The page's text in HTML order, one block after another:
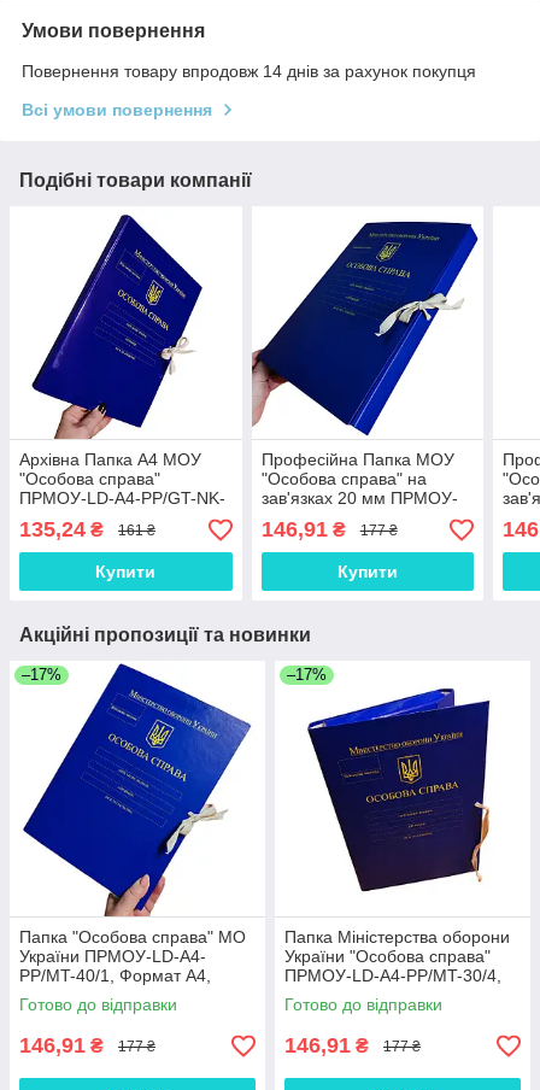
Умови повернення
Повернення товару впродовж 14 днів за рахунок покупця
Всі умови повернення
Подібні товари компанії
Архівна Папка А4 МОУ
"Особова справа"
ПPMOУ-LD-A4-PP/GT-NK-
20/3, зав'язки, корінець 20
мм, Глянсове PP-покриття
135,24 ₴ 161 ₴
Купити
Професійна Папка МОУ
"Особова справа" на
зав'язках 20 мм ПPMOУ-
LD-A4-PP/MT-20/2, ф. А4,
матове PP-покриття,
146,91₴ 177 ₴
Купити
Акційні пропозиції та новинки
–17%
Папка "Особова справа" МО
України ПPMOУ-LD-A4-
PP/MT-40/1, Формат А4,
Коришок 40 мм, Матове PP-
покриття
Готово до відправки
146,91 ₴ 177 ₴
–17%
Папка Міністерства оборони
України "Особова справа"
ПPMOУ-LD-A4-PP/MT-30/4,
зав'язки, корінець 30 мм,
матове
Готово до відправки
146,91 ₴ 177 ₴